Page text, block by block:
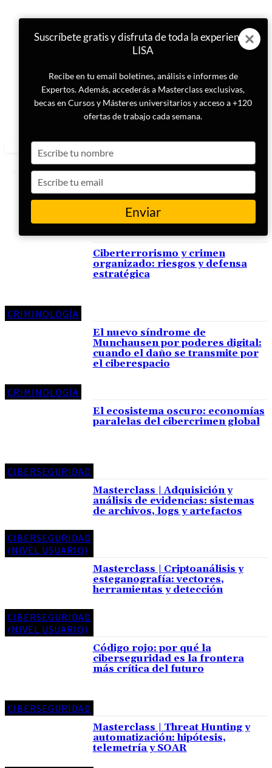
ETIQUETA
Cibercrimen
CRIMINOLOGÍA
Ciberterrorismo y crimen
organizado: riesgos y defensa
estratégica
CRIMINOLOGÍA
El nuevo síndrome de
Munchausen por poderes digital:
cuando el daño se transmite por
el ciberespacio
CIBERSEGURIDAD
El ecosistema oscuro: economías
paralelas del cibercrimen global
CIBERSEGURIDAD
(NIVEL USUARIO)
Masterclass | Adquisición y
análisis de evidencias: sistemas
de archivos, logs y artefactos
CIBERSEGURIDAD
(NIVEL USUARIO)
Masterclass | Criptoanálisis y
esteganografía: vectores,
herramientas y detección
CIBERSEGURIDAD
Código rojo: por qué la
ciberseguridad es la frontera
más crítica del futuro
Masterclass | Threat Hunting y
automatización: hipótesis,
telemetría y SOAR
Suscríbete gratis y disfruta de toda la experiencia
LISA
Recibe en tu email boletines, análisis e informes de
Expertos. Además, accederás a Masterclass exclusivas,
becas en Cursos y Másteres universitarios y acceso a +120
ofertas de trabajo cada semana.
your
name
your
email
Enviar